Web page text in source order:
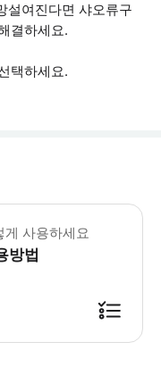
설여진다면 샤오류구
결하세요.
택하세요.
터카는 2월 16일(월) 영업
보 * 차량 모델: 오토바이
보 * 음주 또는 약물 복용 상
건 및 유의사항 * 운전자 또
게 사용하세요
방법